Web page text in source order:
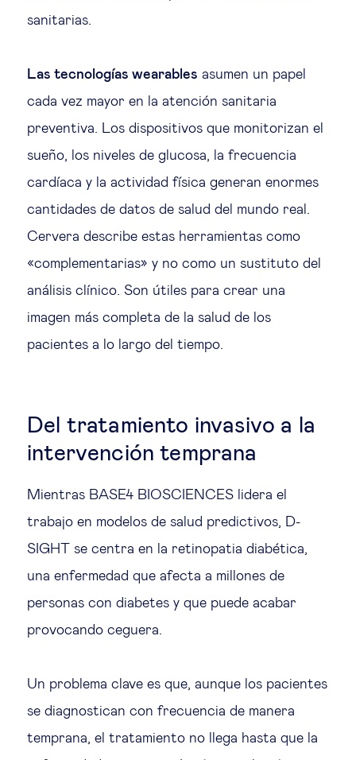
sanitarias.
Las tecnologías wearables asumen un papel
cada vez mayor en la atención sanitaria
preventiva. Los dispositivos que monitorizan el
sueño, los niveles de glucosa, la frecuencia
cardíaca y la actividad física generan enormes
cantidades de datos de salud del mundo real.
Cervera describe estas herramientas como
«complementarias» y no como un sustituto del
análisis clínico. Son útiles para crear una
imagen más completa de la salud de los
pacientes a lo largo del tiempo.
Del tratamiento invasivo a la
intervención temprana
Mientras BASE4 BIOSCIENCES lidera el
trabajo en modelos de salud predictivos, D-
SIGHT se centra en la retinopatia diabética,
una enfermedad que afecta a millones de
personas con diabetes y que puede acabar
provocando ceguera.
Un problema clave es que, aunque los pacientes
se diagnostican con frecuencia de manera
temprana, el tratamiento no llega hasta que la